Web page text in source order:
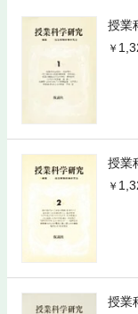
授業
授業
授業